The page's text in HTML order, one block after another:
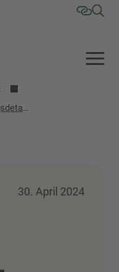
Veranstaltungsdetails
30. April 2024